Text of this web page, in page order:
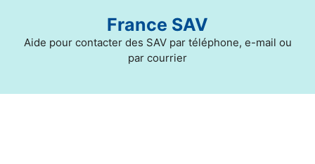
contenu
France SAV
Aide pour contacter des SAV par téléphone, e-mail ou
par courrier